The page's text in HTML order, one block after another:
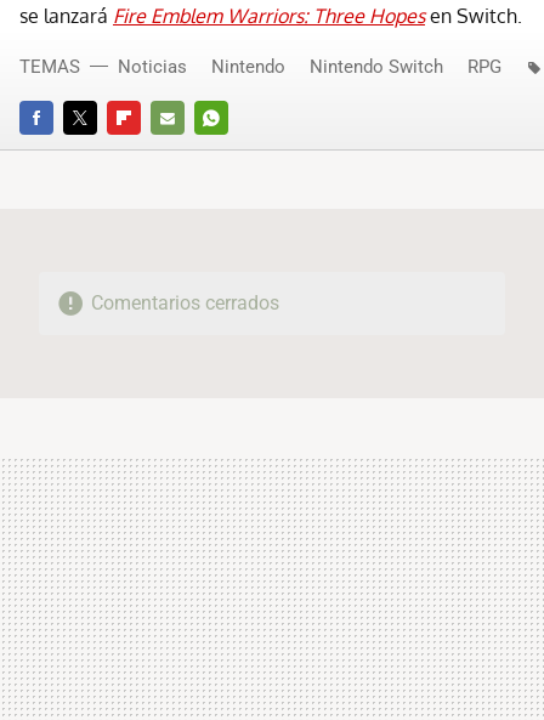
se lanzará Fire Emblem Warriors: Three Hopesen Switch.
FACEBOOKTWITTERFLIPBOARD
E-
WHATSAPP
TEMAS Noticias Nintendo Nintendo Switch RPG
Comentarios cerrados